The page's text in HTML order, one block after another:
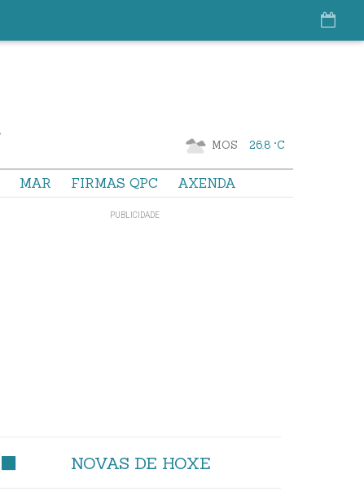
MOS 26.8 °C
MAR FIRMAS QPC AXENDA
NOVAS DE HOXE